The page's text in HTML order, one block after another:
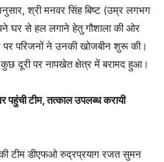
अनुसार, श्री मनवर सिंह बिष्ट (उम्र लगभग
से हल लगाने हेतु गौशाला की ओर
परिजनों ने उनकी खोजबीन शुरू की।
दूरी पर नापखेत क्षेत्र में बरामद हुआ।
पहुंची टीम, तत्काल उपलब्ध करायी
टीम डीएफओ रुद्रप्रयाग रजत सुमन